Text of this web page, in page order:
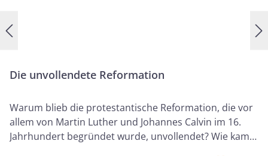
Die unvollendete Reformation
Warum blieb die protestantische Reformation, die vor
allem von Martin Luther und Johannes Calvin im 16.
Jahrhundert begründet wurde, unvollendet? Wie kam